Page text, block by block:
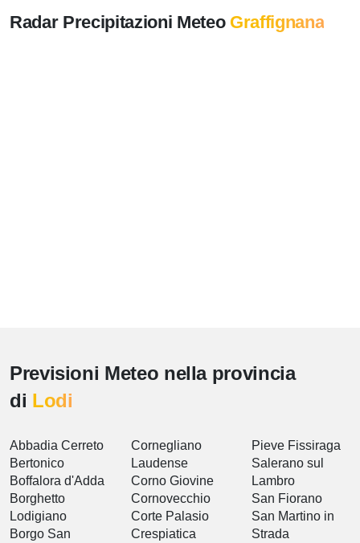
Radar Precipitazioni Meteo Graffignana
Previsioni Meteo nella provincia
di Lodi
Abbadia Cerreto
Bertonico
Boffalora d'Adda
Borghetto
Lodigiano
Borgo San
Cornegliano
Laudense
Corno Giovine
Cornovecchio
Corte Palasio
Crespiatica
Pieve Fissiraga
Salerano sul
Lambro
San Fiorano
San Martino in
Strada